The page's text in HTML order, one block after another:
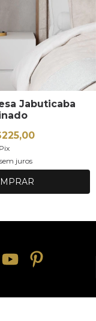
Jabuticaba
Pix
sem juros